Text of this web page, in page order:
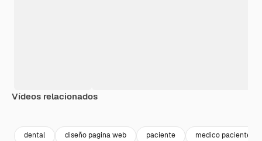
Vídeos relacionados
dental diseño pagina web paciente medico paciente